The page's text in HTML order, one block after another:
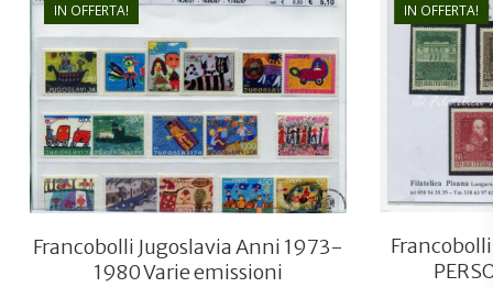
IN OFFERTA!
€6,80
€5,10
Francobolli Jugoslavia Anni 1973-
1980 Varie emissioni
IN OFFERTA!